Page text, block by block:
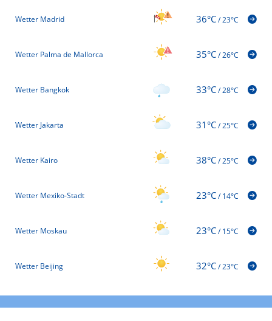
Wetter Madrid 36°C/23°C
Wetter Palma de Mallorca 35°C/26°C
Wetter Bangkok 33°C/28°C
Wetter Jakarta 31°C/25°C
Wetter Kairo 38°C/25°C
Wetter Mexiko-Stadt 23°C/14°C
Wetter Moskau 23°C/15°C
Wetter Beijing 32°C/23°C